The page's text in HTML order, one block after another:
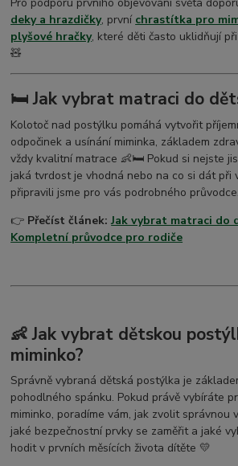
deky a hrazdičky, první chrastítka pro
plyšové hračky, které děti často uklidňují
🧸
🛏️ Jak vybrat matraci do
Kolotoč nad postýlku pomáhá vytvořit
odpočinek a usínání miminka, základem
vždy kvalitní matrace 👶🛏️ Pokud si nejste
jaká tvrdost je vhodná nebo na co si dát při
připravili jsme pro vás podrobného průvodce.
👉 Přečíst článek:Jak vybrat matraci do
Kompletní průvodce pro rodiče
👶 Jak vybrat dětskou
miminko?
Správně vybraná dětská postýlka je
pohodlného spánku. Pokud právě vybíráte
miminko, poradíme vám, jak zvolit správnou
jaké bezpečnostní prvky se zaměřit a jaké
hodit v prvních měsících života dítěte 💛